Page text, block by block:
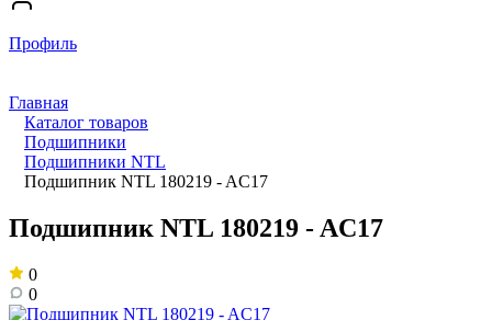
Профиль
Главная
Каталог товаров
Подшипники
Подшипники NTL
Подшипник NTL 180219 - AC17
Подшипник NTL 180219 - AC17
0
0